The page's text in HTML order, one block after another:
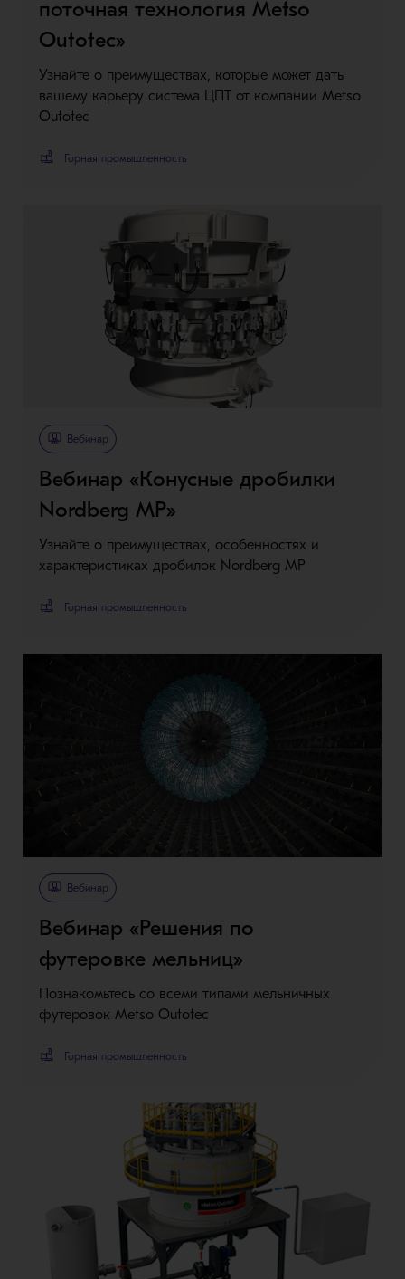
поточная технология Metso
Outotec»
Узнайте о преимуществах, которые может дать
вашему карьеру система ЦПТ от компании Metso
Outotec
Горная промышленность
Вебинар
Вебинар «Конусные дробилки
Nordberg MP»
Узнайте о преимуществах, особенностях и
характеристиках дробилок Nordberg MP
Горная промышленность
Вебинар
Вебинар «Решения по
футеровке мельниц»
Познакомьтесь со всеми типами мельничных
футеровок Metso Outotec
Горная промышленность